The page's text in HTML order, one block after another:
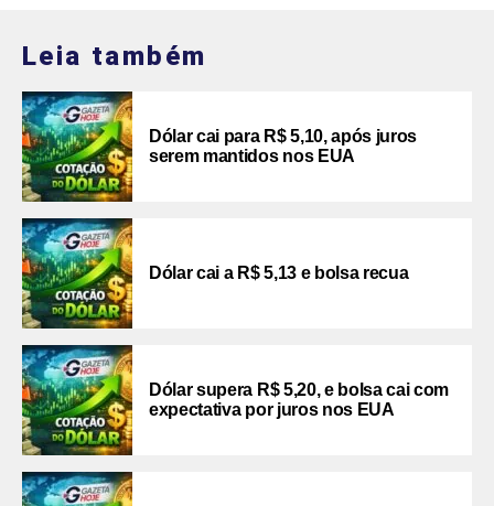
Leia também
Dólar cai para R$ 5,10, após juros
serem mantidos nos EUA
Dólar cai a R$ 5,13 e bolsa recua
Dólar supera R$ 5,20, e bolsa cai com
expectativa por juros nos EUA